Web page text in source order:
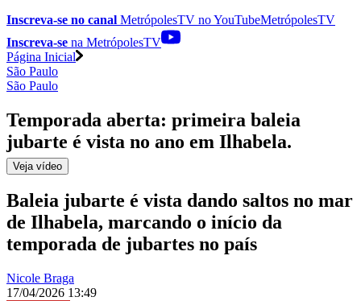
Inscreva-se no canal MetrópolesTV noYouTubeMetrópolesTV
Inscreva-se na MetrópolesTV
Página Inicial
São Paulo
São Paulo
Temporada aberta: primeira baleia
jubarte é vista no ano em Ilhabela.
Veja vídeo
Baleia jubarte é vista dando saltos no mar
de Ilhabela, marcando o início da
temporada de jubartes no país
Nicole Braga
17/04/2026 13:49